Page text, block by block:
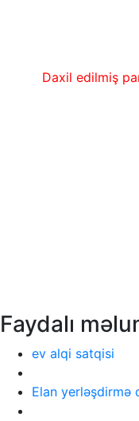
Daxil edilmiş
Faydalı
ev alqi satqisi
Elan yerləşdirmə